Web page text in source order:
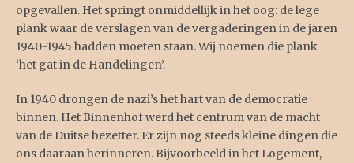
opgevallen. Het springt onmiddellijk in het oog: de lege
plank waar de verslagen van de vergaderingen in de jaren
1940-1945 hadden moeten staan. Wij noemen die plank
‘het gat in de Handelingen’.
In 1940 drongen de nazi’s het hart van de democratie
binnen. Het Binnenhof werd het centrum van de macht
van de Duitse bezetter. Er zijn nog steeds kleine dingen die
ons daaraan herinneren. Bijvoorbeeld in het Logement,